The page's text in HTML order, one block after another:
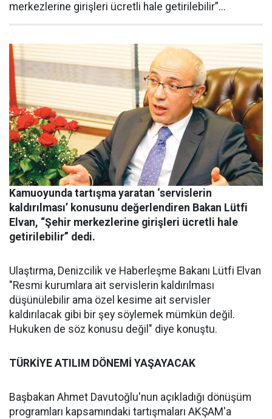
merkezlerine girişleri ücretli hale getirilebilir”...
Kamuoyunda tartışma yaratan ‘servislerin
kaldırılması’ konusunu değerlendiren Bakan Lütfi
Elvan, “Şehir merkezlerine girişleri ücretli hale
getirilebilir” dedi.
Ulaştırma, Denizcilik ve Haberleşme Bakanı Lütfi Elvan
"Resmi kurumlara ait servislerin kaldırılması
düşünülebilir ama özel kesime ait servisler
kaldırılacak gibi bir şey söylemek mümkün değil.
Hukuken de söz konusu değil" diye konuştu.
TÜRKİYE ATILIM DÖNEMİ YAŞAYACAK
Başbakan Ahmet Davutoğlu'nun açıkladığı dönüşüm
programları kapsamındaki tartışmaları AKŞAM'a